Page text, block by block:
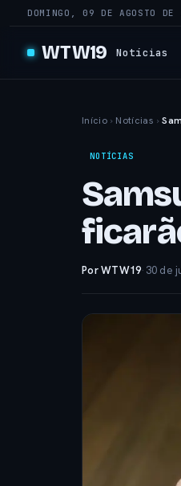
DOMINGO, 09 DE AGOSTO DE
WTW19 Notícias
Início › Notícias ›
NOTÍCIAS
Por WTW19· 30 de